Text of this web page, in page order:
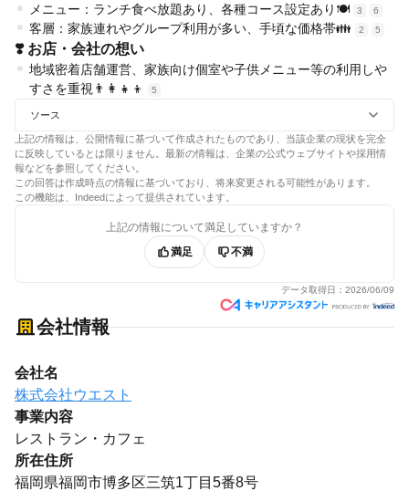
メニュー：ランチ食べ放題あり、各種コース設定あり🍽️ 3 6
客層：家族連れやグループ利用が多い、手頃な価格帯👪 2 5
❣️ お店・会社の想い
地域密着店舗運営、家族向け個室や子供メニュー等の利用しや
すさを重視👨‍👩‍👧‍👦
5
ソース
上記の情報は、公開情報に基づいて作成されたものであり、当該企業の現状を完全
に反映しているとは限りません。最新の情報は、企業の公式ウェブサイトや採用情
報などを参照してください。
この回答は作成時点の情報に基づいており、将来変更される可能性があります。
この機能は、Indeedによって提供されています。
上記の情報について満足していますか？
満足
不満
データ取得日： 2026/06/09
会社情報
会社名
株式会社ウエスト
事業内容
レストラン・カフェ
所在住所
福岡県福岡市博多区三筑1丁目5番8号